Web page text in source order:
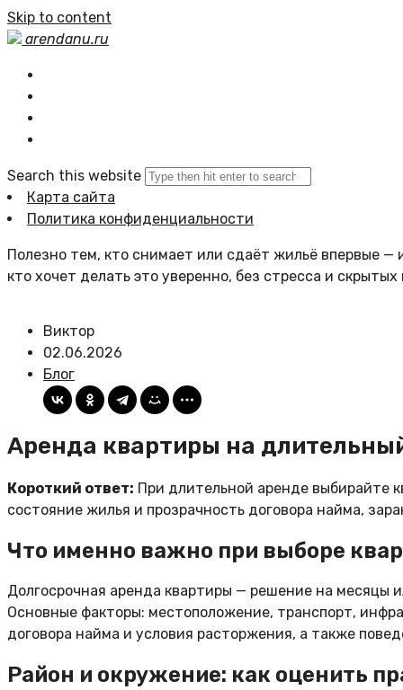
Skip to content
arendanu.ru
Search this website
Карта сайта
Политика конфиденциальности
Полезно тем, кто снимает или сдаёт жильё впервые —
кто хочет делать это уверенно, без стресса и
Виктор
02.06.2026
Блог
Аренда квартиры на
Короткий ответ: При длительной аренде выбирайте
состояние жилья и прозрачность договора найма,
Что именно важно при выборе
Долгосрочная аренда квартиры — решение на месяцы
Основные факторы: местоположение, транспорт,
договора найма и условия расторжения, а также
Район и окружение: как оценить